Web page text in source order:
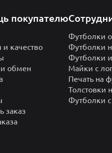
покупателю
и качество
и обмен
заказ
Футболки
Футболки
Футболки
Майки с
Печать на
Толстовки
Футболки